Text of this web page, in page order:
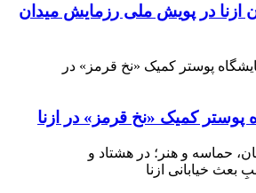
ازنا در پویش ملی رزمایش میدان
پوستر کمیک «نخ قرمز» در ازنا